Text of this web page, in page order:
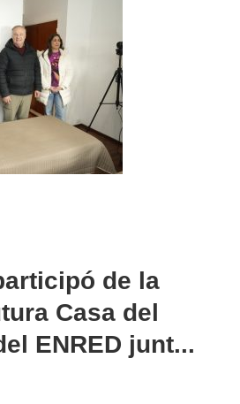
de la
Casa del
ENRED junt...